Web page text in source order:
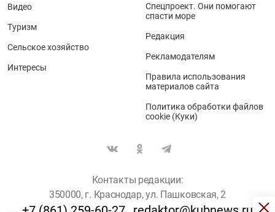
Видео
Туризм
Сельское хозяйство
Интересы
Спецпроект. Они помогают
спасти море
Редакция
Рекламодателям
Правила использования
материалов сайта
Политика обработки файлов
cookie (Куки)
Контакты редакции:
350000, г. Краснодар, ул. Пашковская, 2